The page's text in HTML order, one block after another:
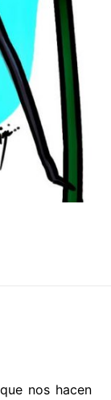
nos hacen